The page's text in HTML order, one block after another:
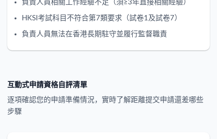
負責人員相關工作經驗不足（須≥3年直接相關經驗）
HKSI考試科目不符合第7類要求（試卷1及試卷7）
負責人員無法在香港長期駐守並履行監督職責
互動式申請資格自評清單
逐項確認您的申請準備情況，實時了解距離提交申請還差哪些
步驟